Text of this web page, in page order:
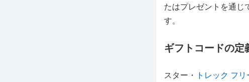
たはプレゼントを通じ
す。
ギフトコードの定
スター・ トレック フリ